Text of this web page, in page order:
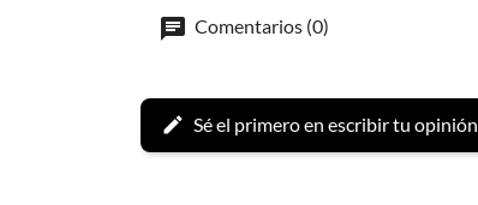
Comentarios (0)
Sé el primero en escribir tu opinión